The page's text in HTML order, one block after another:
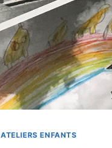
ATELIERS ENFANTS